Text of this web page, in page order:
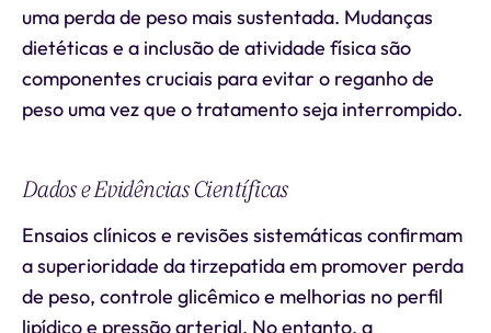
uma perda de peso mais sustentada. Mudanças
dietéticas e a inclusão de atividade física são
componentes cruciais para evitar o reganho de
peso uma vez que o tratamento seja interrompido.
Dados e Evidências Científicas
Ensaios clínicos e revisões sistemáticas confirmam
a superioridade da tirzepatida em promover perda
de peso, controle glicêmico e melhorias no perfil
lipídico e pressão arterial. No entanto, a